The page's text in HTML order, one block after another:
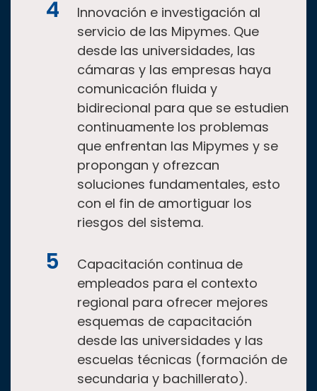
Innovación e investigación al
servicio de las Mipymes. Que
desde las universidades, las
cámaras y las empresas haya
comunicación fluida y
bidirecional para que se estudien
continuamente los problemas
que enfrentan las Mipymes y se
propongan y ofrezcan
soluciones fundamentales, esto
con el fin de amortiguar los
riesgos del sistema.
Capacitación continua de
empleados para el contexto
regional para ofrecer mejores
esquemas de capacitación
desde las universidades y las
escuelas técnicas (formación de
secundaria y bachillerato).